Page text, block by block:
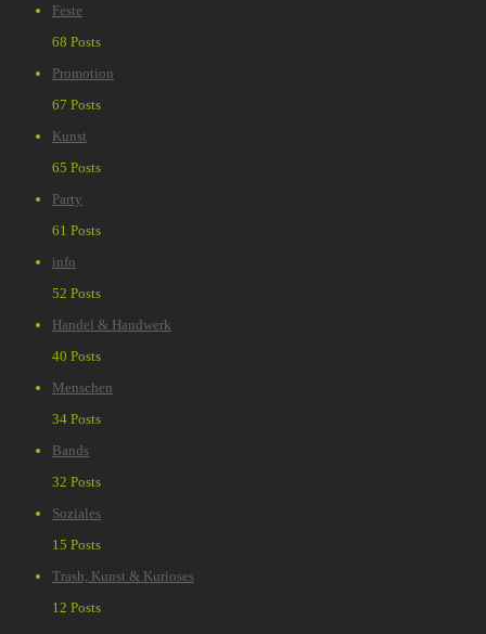
Feste
68 Posts
Promotion
67 Posts
Kunst
65 Posts
Party
61 Posts
info
52 Posts
Handel & Handwerk
40 Posts
Menschen
34 Posts
Bands
32 Posts
Soziales
15 Posts
Trash, Kunst & Kurioses
12 Posts